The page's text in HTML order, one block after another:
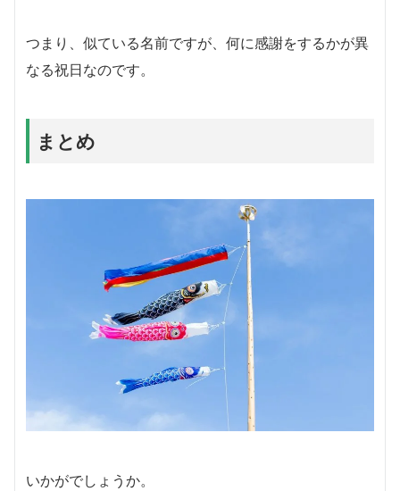
つまり、似ている名前ですが、何に感謝をするかが異
なる祝日なのです。
まとめ
いかがでしょうか。